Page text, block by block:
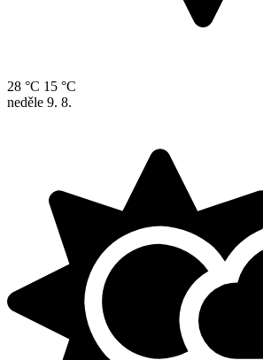
28 °C 15 °C
neděle 9. 8.